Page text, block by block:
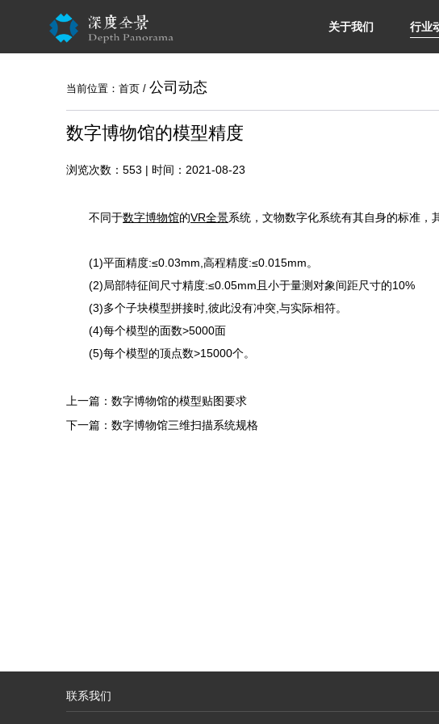
关于我们 行业
当前位置： 首页 / 公司动态
数字博物馆的模型精度
浏览次数： 553 | 时间：2021-08-23
不同于数字博物馆的VR全景系统，文物数字化系统有其自身的标准，
(1)平面精度:≤0.03mm,高程精度:≤0.015mm。
(2)局部特征间尺寸精度:≤0.05mm且小于量测对象间距尺寸的10%
(3)多个子块模型拼接时,彼此没有冲突,与实际相符。
(4)每个模型的面数>5000面
(5)每个模型的顶点数>15000个。
上一篇： 数字博物馆的模型贴图要求
下一篇： 数字博物馆三维扫描系统规格
联系我们